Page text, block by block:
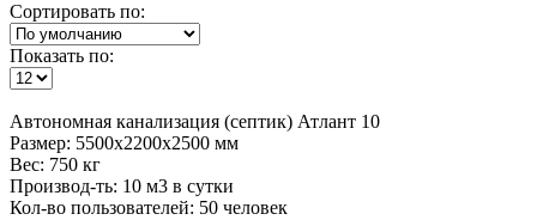
Сортировать по:
Показать по:
Автономная канализация (септик) Атлант 10
Размер: 5500x2200x2500 мм
Вес: 750 кг
Производ-ть: 10 м3 в сутки
Кол-во пользователей: 50 человек